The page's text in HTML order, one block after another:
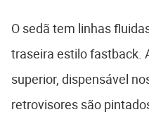
O sedã tem linhas
traseira estilo fastback.
superior, dispensável
retrovisores são